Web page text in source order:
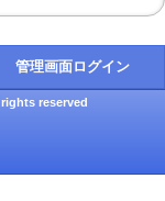
管理画面ログイン
reserved